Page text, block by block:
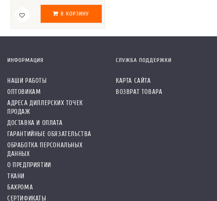
В КОРЗИНУ
ИНФОРМАЦИЯ
НАШИ РАБОТЫ
ОПТОВИКАМ
АДРЕСА ДИЛЛЕРСКИХ ТОЧЕК
ПРОДАЖ
ДОСТАВКА И ОПЛАТА
ГАРАНТИЙНЫЕ ОБЯЗАТЕЛЬСТВА
ОБРАБОТКА ПЕРСОНАЛЬНЫХ
ДАННЫХ
О ПРЕДПРИЯТИИ
ТКАНИ
БАХРОМА
СЕРТИФИКАТЫ
СЛУЖБА ПОДДЕРЖКИ
КАРТА САЙТА
ВОЗВРАТ ТОВАРА